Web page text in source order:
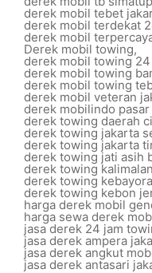
derek mobil tebet
derek mobil terdekat
derek mobil
Derek mobil towing,
derek mobil towing
derek mobil towing
derek mobil towing
derek mobil veteran
derek mobilindo
derek towing daerah
derek towing jakarta
derek towing jakarta
derek towing jati asih
derek towing
derek towing
derek towing kebon
harga derek mobil
harga sewa derek
jasa derek 24 jam
jasa derek ampera
jasa derek angkut
jasa derek antasari